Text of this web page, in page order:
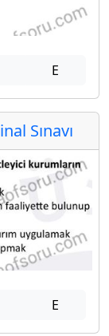
E
Sınavı
E